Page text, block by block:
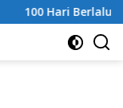
Tragedi